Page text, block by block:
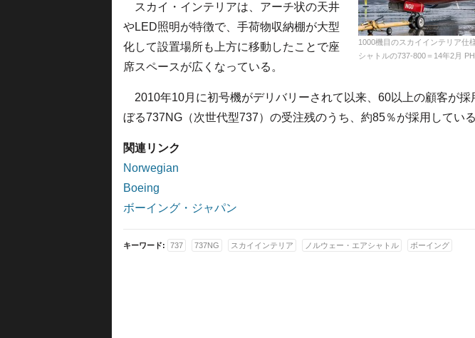
1000機目のスカイインテリア仕
シャトルの737-800＝14年2月
スカイ・インテリアは、アーチ状の天井
やLED照明が特徴で、手荷物収納棚が大型
化して設置場所も上方に移動したことで座
席スペースが広くなっている。
2010年10月に初号機がデリバリーされて以来、60以上の顧客が採
ぼる737NG（次世代型737）の受注残のうち、約85％が採用している
関連リンク
Norwegian
Boeing
ボーイング・ジャパン
キーワード: 737 737NG スカイインテリア ノルウェー・エアシャトル ボーイング